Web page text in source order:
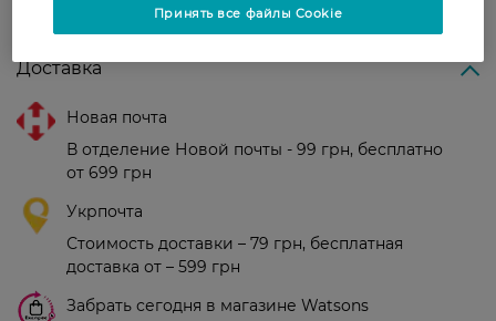
Доставка
Новая почта
В отделение Новой почты - 99 грн, бесплатно
от 699 грн
Укрпочта
Стоимость доставки – 79 грн, бесплатная
доставка от – 599 грн
Забрать сегодня в магазине Watsons
Принять все файлы Cookie